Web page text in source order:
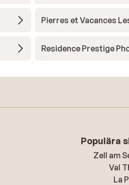
Pierres et Vacances
Residence Prestige
Populära
Zell am
Val
La